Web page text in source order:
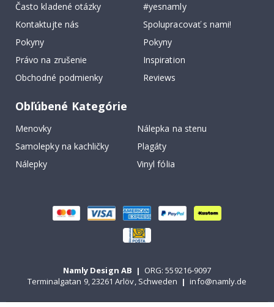
Často kladené otázky
Kontaktujte nás
Pokyny
Právo na zrušenie
Obchodné podmienky
#yesnamly
Spolupracovať s nami!
Pokyny
Inspiration
Reviews
Obľúbené Kategórie
Menovky
Nálepka na stenu
Samolepky na kachličky
Plagáty
Nálepky
Vinyl fólia
Namly Design AB | ORG: 559216-9097
Terminalgatan 9, 23261 Arlöv, Schweden | info@namly.de